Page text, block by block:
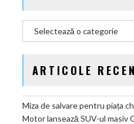
ARTICOLE
Miza de salvare pentru piața
Motor lansează SUV-ul masiv